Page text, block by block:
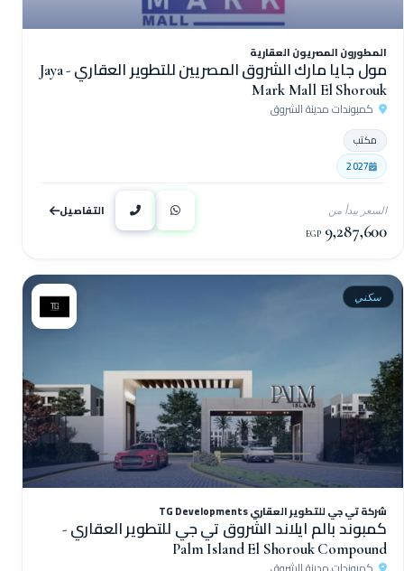
المطورون المصريون العقارية
مول جايا مارك الشروق المصريين للتطوير العقاري - Jaya
Mark Mall El Shorouk
كمبوندات مدينة الشروق
مكتب
2027
السعر يبدأ من
9,287,600
EGP
التفاصيل
سكني
شركة تي جي للتطوير العقاري TG Developments
كمبوند بالم ايلاند الشروق تي جي للتطوير العقاري -
Palm Island El Shorouk Compound